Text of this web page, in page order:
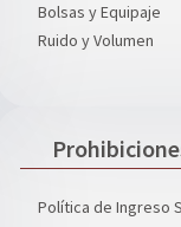
Bolsas y Equipaje
Ruido y Volumen
Política de Ingreso